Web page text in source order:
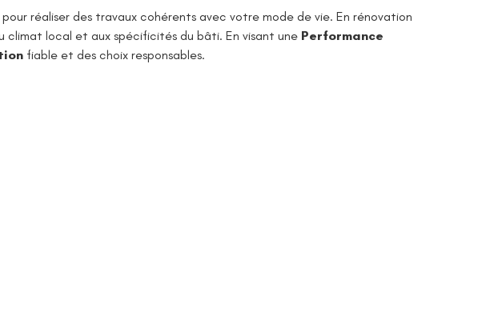
réaliser des travaux cohérents avec votre mode de vie. En rénovation
climat local et aux spécificités du bâti. En visant une Performance
fiable et des choix responsables.